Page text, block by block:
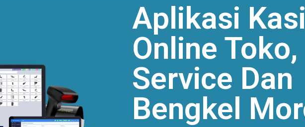
Aplikasi
Online Toko,
Service Dan
Bengkel